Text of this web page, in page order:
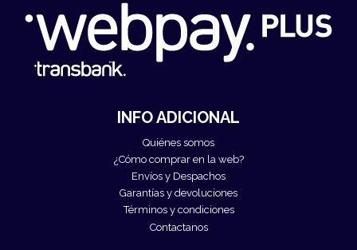
INFO ADICIONAL
Quiénes somos
¿Cómo comprar en la web?
Envíos y Despachos
Garantías y devoluciones
Términos y condiciones
Contactanos